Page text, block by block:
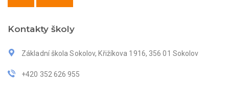
Kontakty školy
Základní škola Sokolov, Křižíkova 1916, 356 01 Sokolov
+420 352 626 955